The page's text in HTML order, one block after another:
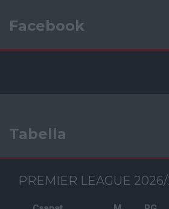
Facebook
Tabella
PREMIER LEAGUE